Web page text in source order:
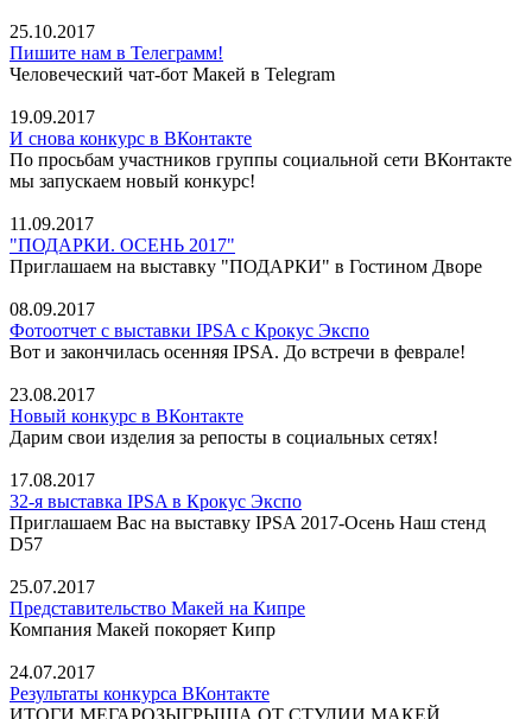
25.10.2017
Пишите нам в Телеграмм!
Человеческий чат-бот Макей в Telegram
19.09.2017
И снова конкурс в ВКонтакте
По просьбам участников группы социальной сети ВКонтакте
мы запускаем новый конкурс!
11.09.2017
"ПОДАРКИ. ОСЕНЬ 2017"
Приглашаем на выставку "ПОДАРКИ" в Гостином Дворе
08.09.2017
Фотоотчет с выставки IPSA с Крокус Экспо
Вот и закончилась осенняя IPSA. До встречи в феврале!
23.08.2017
Новый конкурс в ВКонтакте
Дарим свои изделия за репосты в социальных сетях!
17.08.2017
32-я выставка IPSA в Крокус Экспо
Приглашаем Вас на выставку IPSA 2017-Осень Наш стенд
D57
25.07.2017
Представительство Макей на Кипре
Компания Макей покоряет Кипр
24.07.2017
Результаты конкурса ВКонтакте
ИТОГИ МЕГАРОЗЫГРЫША ОТ СТУДИИ МАКЕЙ